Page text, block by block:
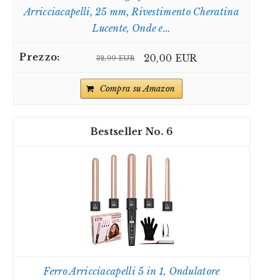
Arricciacapelli, 25 mm, Rivestimento Cheratina
Lucente, Onde e...
32,99 EUR 20,00 EUR
Compra su Amazon
6
Ferro Arricciacapelli 5 in 1, Ondulatore